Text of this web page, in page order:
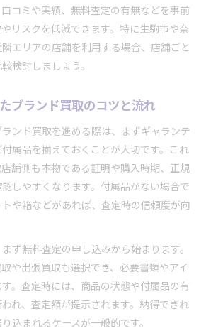
コミや実績、無料査定の有無などを事前
リスクを低減できます。特に生駒市や奈
エリアの店舗を利用する場合、店舗ごと
検討しましょう。
ブランド買取のコツと流れ
ンド買取を進める際は、まずギャランテ
属品を揃えておくことが大切です。これ
舗側も本物である証明や購入時期、正規
しやすくなります。付属品がない場合で
や箱などがあれば、査定時の信頼度が向
ず無料査定の申し込みから始まります。
や出張買取も選択でき、必要書類やアイ
。査定時には、商品の状態や付属品の有
れ、査定額が提示されます。納得できれ
込まれるケースが一般的です。